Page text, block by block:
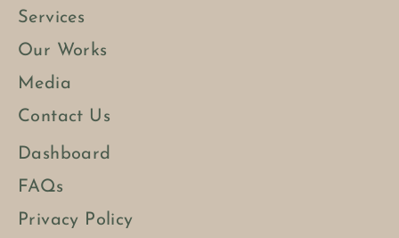
Services
Our Works
Media
Contact Us
Dashboard
FAQs
Privacy Policy